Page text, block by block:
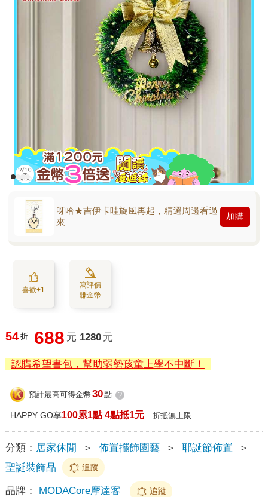
呀哈★吉伊卡哇旋風再起，精選周邊看過
來
加購
喜歡+1
寫評價
賺金幣
54 折 688 元 1280 元
認購希望書包，幫助弱勢孩童上學不中斷！
預計最高可得金幣 30點 ?
HAPPY GO享100累1點 4點抵1元 折抵無上限
分類： 居家休閒 ＞ 佈置擺飾園藝 ＞ 耶誕節佈置
＞
聖誕裝飾品
追蹤
品牌： MODACore摩達客 追蹤